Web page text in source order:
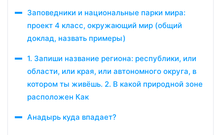
Заповедники и национальные парки мира:
проект 4 класс, окружающий мир (общий
доклад, назвать примеры)
1. Запиши название региона: республики, или
области, или края, или автономного округа, в
котором ты живёшь. 2. В какой природной зоне
расположен Как
Анадырь куда впадает?